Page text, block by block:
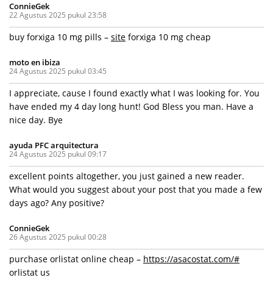
ConnieGek
22 Agustus 2025 pukul 23:58
buy forxiga 10 mg pills – site forxiga 10 mg cheap
moto en ibiza
24 Agustus 2025 pukul 03:45
I appreciate, cause I found exactly what I was looking for. You
have ended my 4 day long hunt! God Bless you man. Have a
nice day. Bye
ayuda PFC arquitectura
24 Agustus 2025 pukul 09:17
excellent points altogether, you just gained a new reader.
What would you suggest about your post that you made a few
days ago? Any positive?
ConnieGek
26 Agustus 2025 pukul 00:28
purchase orlistat online cheap – https://asacostat.com/#
orlistat us